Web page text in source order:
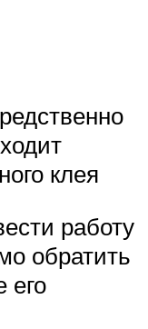
клея
работу
обратить
его